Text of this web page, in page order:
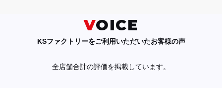
VOICE
KSファクトリーをご利用いただいたお客様の声
全店舗合計の評価を掲載しています。